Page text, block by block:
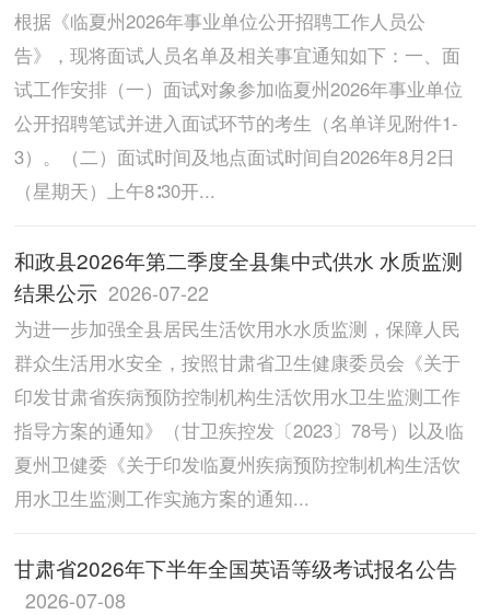
根据《临夏州2026年事业单位公开招聘工作人员公
告》，现将面试人员名单及相关事宜通知如下：一、面
试工作安排（一）面试对象参加临夏州2026年事业单位
公开招聘笔试并进入面试环节的考生（名单详见附件1-
3）。（二）面试时间及地点面试时间自2026年8月2日
（星期天）上午8∶30开...
和政县2026年第二季度全县集中式供水 水质监测
结果公示 2026-07-22
为进一步加强全县居民生活饮用水水质监测，保障人民
群众生活用水安全，按照甘肃省卫生健康委员会《关于
印发甘肃省疾病预防控制机构生活饮用水卫生监测工作
指导方案的通知》（甘卫疾控发〔2023〕78号）以及临
夏州卫健委《关于印发临夏州疾病预防控制机构生活饮
用水卫生监测工作实施方案的通知...
甘肃省2026年下半年全国英语等级考试报名公告
2026-07-08